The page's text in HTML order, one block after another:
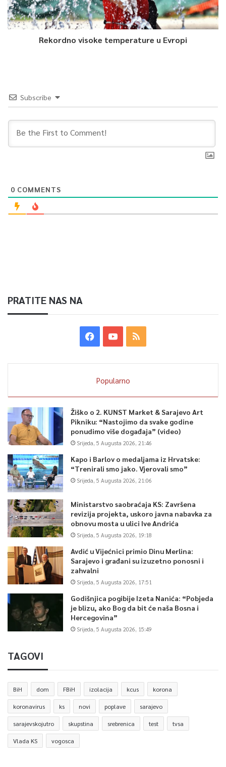
Rekordno visoke temperature u Evropi
Subscribe
0 COMMENTS
PRATITE NAS NA
Popularno
Žiško o 2. KUNST Market & Sarajevo Art
Pikniku: “Nastojimo da svake godine
ponudimo više događaja” (video)
Srijeda, 5 Augusta 2026, 21:46
Kapo i Barlov o medaljama iz Hrvatske:
“Trenirali smo jako. Vjerovali smo”
Srijeda, 5 Augusta 2026, 21:06
Ministarstvo saobraćaja KS: Završena
revizija projekta, uskoro javna nabavka za
obnovu mosta u ulici Ive Andrića
Srijeda, 5 Augusta 2026, 19:18
Avdić u Vijećnici primio Dinu Merlina:
Sarajevo i građani su izuzetno ponosni i
zahvalni
Srijeda, 5 Augusta 2026, 17:51
Godišnjica pogibije Izeta Nanića: “Pobjeda
je blizu, ako Bog da bit će naša Bosna i
Hercegovina”
Srijeda, 5 Augusta 2026, 15:49
TAGOVI
BiH dom FBiH izolacija kcus korona
koronavirus ks novi poplave sarajevo
sarajevskojutro skupstina srebrenica test tvsa
Vlada KS vogosca